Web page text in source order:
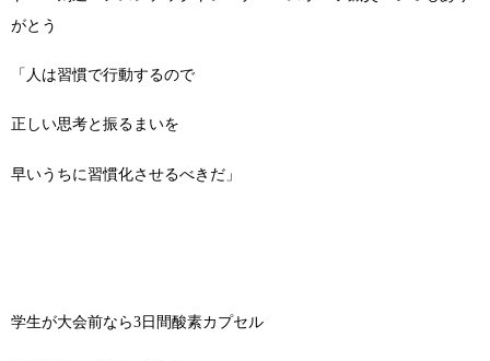
がとう
「人は習慣で行動するので
正しい思考と振るまいを
早いうちに習慣化させるべきだ」
学生が大会前なら3日間酸素カプセル